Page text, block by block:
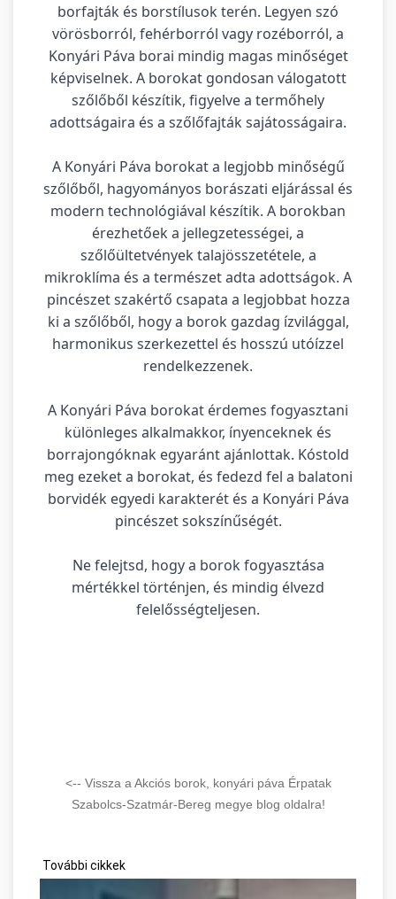
borfajták és borstílusok terén. Legyen szó
vörösborról, fehérborról vagy rozéborról, a
Konyári Páva borai mindig magas minőséget
képviselnek. A borokat gondosan válogatott
szőlőből készítik, figyelve a termőhely
adottságaira és a szőlőfajták sajátosságaira.
A Konyári Páva borokat a legjobb minőségű
szőlőből, hagyományos borászati eljárással és
modern technológiával készítik. A borokban
érezhetőek a jellegzetességei, a
szőlőültetvények talajösszetétele, a
mikroklíma és a természet adta adottságok. A
pincészet szakértő csapata a legjobbat hozza
ki a szőlőből, hogy a borok gazdag ízvilággal,
harmonikus szerkezettel és hosszú utóízzel
rendelkezzenek.
A Konyári Páva borokat érdemes fogyasztani
különleges alkalmakkor, ínyenceknek és
borrajongóknak egyaránt ajánlottak. Kóstold
meg ezeket a borokat, és fedezd fel a balatoni
borvidék egyedi karakterét és a Konyári Páva
pincészet sokszínűségét.
Ne felejtsd, hogy a borok fogyasztása
mértékkel történjen, és mindig élvezd
felelősségteljesen.
<-- Vissza a Akciós borok, konyári páva Érpatak
Szabolcs-Szatmár-Bereg megye blog oldalra!
További cikkek